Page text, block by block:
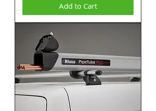
Add to Cart